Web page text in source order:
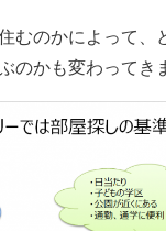
むのかによって、
のかも変わってき